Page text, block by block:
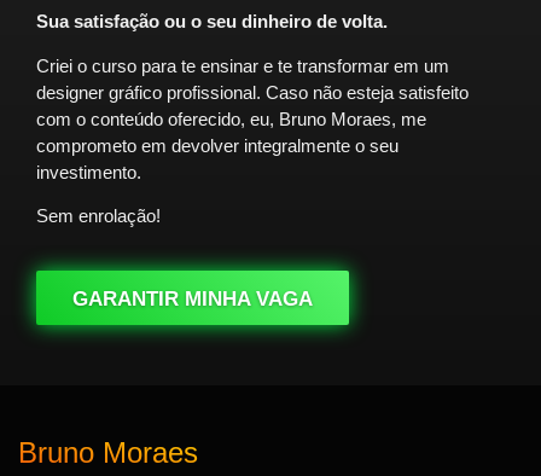
Sua satisfação ou o seu dinheiro de volta.
Criei o curso para te ensinar e te transformar em um
designer gráfico profissional. Caso não esteja satisfeito
com o conteúdo oferecido, eu, Bruno Moraes, me
comprometo em devolver integralmente o seu
investimento.
Sem enrolação!
GARANTIR MINHA VAGA
Bruno Moraes